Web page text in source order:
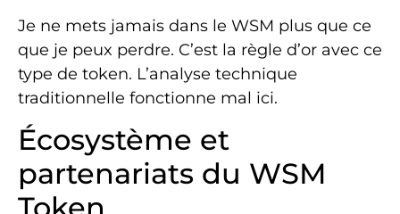
Je ne mets jamais dans le WSM plus que ce
que je peux perdre. C’est la règle d’or avec ce
type de token. L’analyse technique
traditionnelle fonctionne mal ici.
Écosystème et
partenariats du WSM